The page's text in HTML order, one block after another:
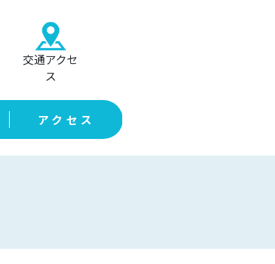
交通アクセ
ス
アクセス